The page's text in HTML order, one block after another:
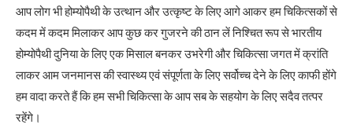
आप लोग भी होम्योपैथी के उत्थान और उत्कृष्ट के लिए आगे आकर हम चिकित्सकों से
कदम में कदम मिलाकर आप कुछ कर गुजरने की ठान लें निश्चित रूप से भारतीय
होम्योपैथी दुनिया के लिए एक मिसाल बनकर उभरेगी और चिकित्सा जगत में क्रांति
लाकर आम जनमानस की स्वास्थ्य एवं संपूर्णता के लिए सर्वोच्च देने के लिए काफी होंगे
हम वादा करते हैं कि हम सभी चिकित्सा के आप सब के सहयोग के लिए सदैव तत्पर
रहेंगे।